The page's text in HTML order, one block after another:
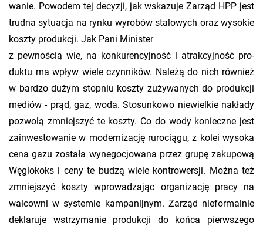
wa­nie. Po­wo­dem tej de­cy­zji, jak wska­zu­je Za­rząd HPP jest
trud­na sy­tu­acja na rynku wy­ro­bów sta­lo­wych oraz wy­so­kie
kosz­ty pro­duk­cji. Jak Pani Mi­ni­ster
z pew­no­ścią wie, na kon­ku­ren­cyj­ność i atrak­cyj­ność pro­
duk­tu ma wpływ wiele czyn­ni­ków. Na­le­żą do nich rów­nież
w bar­dzo dużym stop­niu kosz­ty zu­ży­wa­nych do pro­duk­cji
me­diów - prąd, gaz, woda. Sto­sun­ko­wo nie­wiel­kie na­kła­dy
po­zwo­lą zmniej­szyć te kosz­ty. Co do wody ko­niecz­ne jest
za­in­we­sto­wa­nie w mo­der­ni­za­cję ru­ro­cią­gu, z kolei wy­so­ka
cena gazu zo­sta­ła wy­ne­go­cjo­wa­na przez grupę za­ku­po­wą
Wę­glo­koks i ceny te budzą wiele kon­tro­wer­sji. Można też
zmniej­szyć kosz­ty wpro­wa­dza­jąc or­ga­ni­za­cję pracy na
wal­cow­ni w sys­te­mie kam­pa­nij­nym. Za­rząd nie­for­mal­nie
de­kla­ru­je wstrzy­ma­nie pro­duk­cji do końca pierw­sze­go